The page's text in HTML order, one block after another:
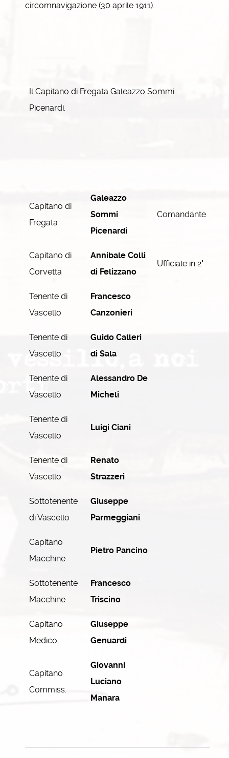
circomnavigazione (30 aprile 1911).
Il Capitano di Fregata Galeazzo Sommi
Picenardi.
Capitano di
Fregata
Galeazzo
Sommi
Picenardi
Comandante
Capitano di
Corvetta
Annibale Colli
di Felizzano
Ufficiale in 2°
Tenente di
Vascello
Francesco
Canzonieri
Tenente di
Vascello
Guido Calleri
di Sala
Tenente di
Vascello
Alessandro De
Micheli
Tenente di
Vascello
Luigi Ciani
Tenente di
Vascello
Renato
Strazzeri
Sottotenente
di Vascello
Giuseppe
Parmeggiani
Capitano
Macchine
Pietro Pancino
Sottotenente
Macchine
Francesco
Triscino
Capitano
Medico
Giuseppe
Genuardi
Capitano
Commiss.
Giovanni
Luciano
Manara